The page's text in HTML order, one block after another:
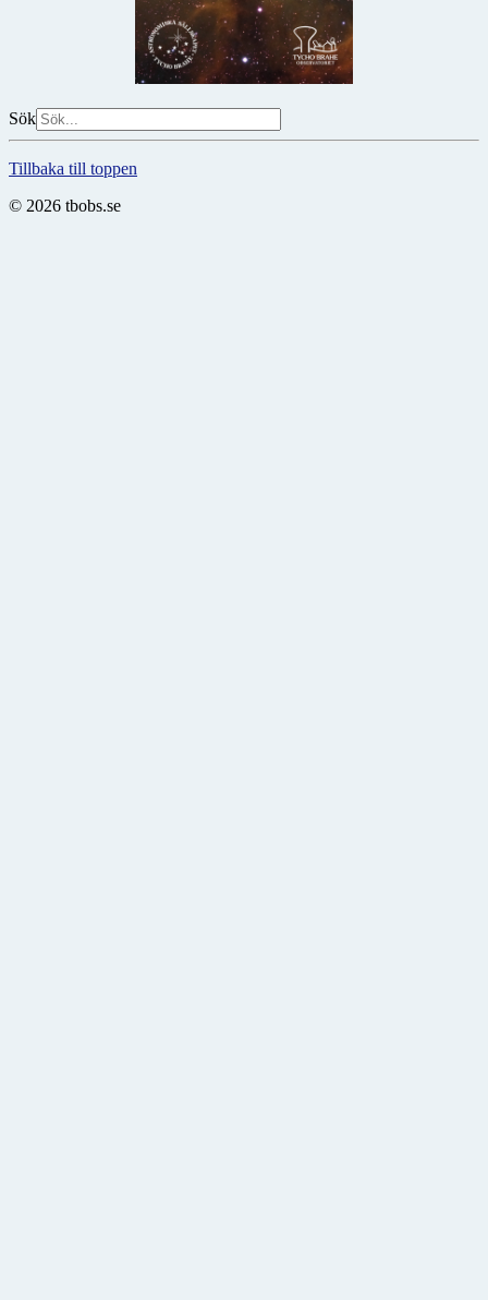
Sök
Tillbaka till toppen
© 2026 tbobs.se